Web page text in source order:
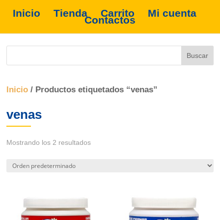
Inicio Tienda Carrito Mi cuenta
Contactos
Inicio / Productos etiquetados “venas”
venas
Mostrando los 2 resultados